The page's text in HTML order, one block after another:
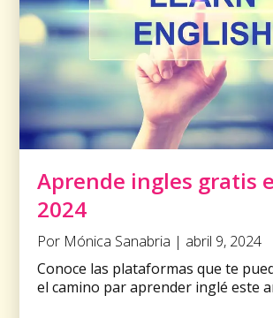
Aprende ingles gratis
2024
Por Mónica Sanabria | abril 9, 2024
Conoce las plataformas que te
el camino par aprender inglé este